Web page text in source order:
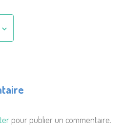
pour publier un commentaire.